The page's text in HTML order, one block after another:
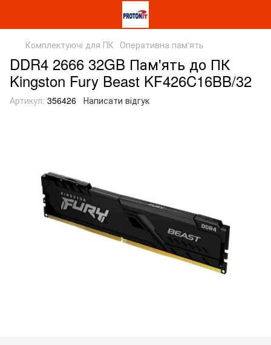
Комплектуючі для ПК Оперативна пам'ять
DDR4 2666 32GB Пам'ять до ПК
Kingston Fury Beast KF426C16BB/32
Артикул: 356426 Написати відгук